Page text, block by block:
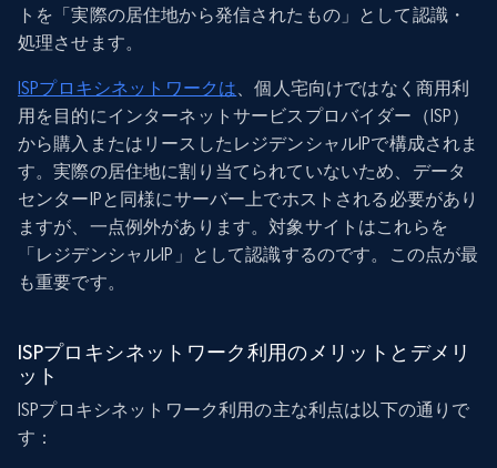
トを「実際の居住地から発信されたもの」として認識・
処理させます。
ISPプロキシネットワークは、個人宅向けではなく商用利
用を目的にインターネットサービスプロバイダー（ISP）
から購入またはリースしたレジデンシャルIPで構成されま
す。実際の居住地に割り当てられていないため、データ
センターIPと同様にサーバー上でホストされる必要があり
ますが、一点例外があります。対象サイトはこれらを
「レジデンシャルIP」として認識するのです。この点が最
も重要です。
ISPプロキシネットワーク利用のメリットとデメリ
ット
ISPプロキシネットワーク利用の主な利点は以下の通りで
す：